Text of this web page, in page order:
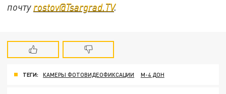
почту rostov@Tsargrad.ТV.
ТЕГИ: КАМЕРЫ ФОТОВИДЕОФИКСАЦИИ М-4 ДОН